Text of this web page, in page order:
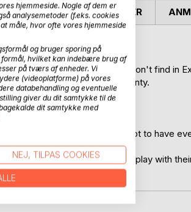
others?
Panic and other things you won't find in
and finding safety in uncertainty.
and predictability.
rarer: to give permission not to have
to discover, challenge, and play with
along the way.
PRESSEN SKRIVER
hjemmeside. Nogle af dem er
analysemetoder (f.eks. cookies
måle, hvor ofte vores hjemmeside
og bruger sporing på
hvilket kan indebære brug af
på tværs af enheder. Vi
(videoplatforme) på vores
databehandling og eventuelle
giver du dit samtykke til de
dit samtykke med
NEJ, TILPAS COOKIES